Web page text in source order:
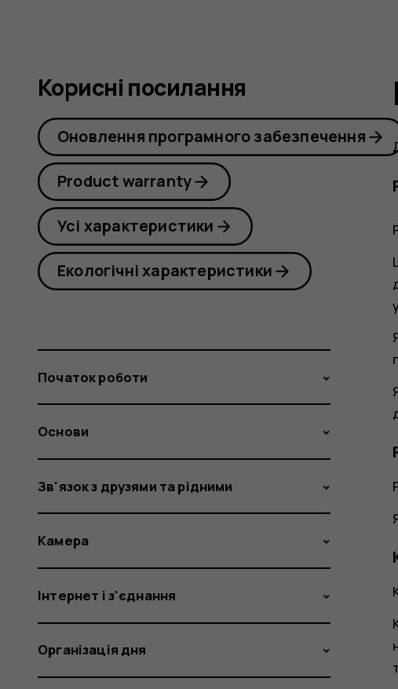
Корисні посилання
Оновлення програмного забезпечення
Product warranty
Усі характеристики
Екологічні характеристики
Початок роботи
Основи
Зв'язок з друзями та рідними
Камера
Інтернет і з'єднання
Організація дня